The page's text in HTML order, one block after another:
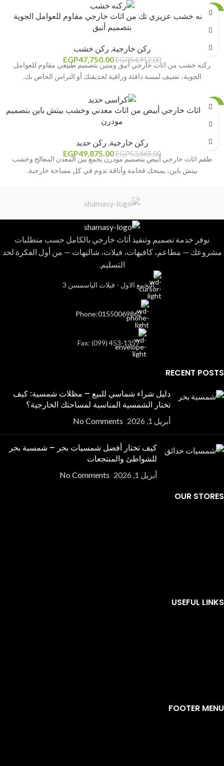
-13%ركنه خشب عزيزي تك من اثاث خارجي مقاوم للعوامل الجوية
بتصميم أنيق
ركن خارجية, ركن خشب
EGP54,912.00
EGP47,750.00
ركنه خشب من اثاث خارجي أنيق ومتين بتصميم طبيعي مقاوم للعوامل
الجوية، تضيف لمسة دافئة وراقية لحديقتك أو التراس الخاص بك.
-7%طقم اثاث خارجي أبيض من اثاث معدني وخشب بيتش باين بتصميم
مودرن
ركن خارجية, ركن حديد
EGP53,865.00
EGP49,875.00
طقم اثاث خارجي أبيض بتصميم مودرن يجمع بين المعدن المعالج وخشب
بيتش باين، يمنحك فخامة وأناقة تدوم في كل مساحة خارجية.
نوفر خدمة تصميم وتنفيذ أثاث خارجي بالكامل حسب متطلبات
مشروعك — مطاعم، كافيهات، فيلات، شاليهات — من أول الفكرة لحد
التسليم.
التجمع الاول - فيلات الياسمسن 3
Phone:01550069862
Fax: (099) 453-1357
RECENT POSTS
دليل شراء شماسي للبيع – مظلات شمسية: كيف
تختار الشمسية المناسبة لمساحتك الخارجية؟
أبريل 1, 2026 No Comments
كيف تختار أفضل شمسيات بحر – شمسية بحر
للشواطئ والمنتجعات
أبريل 1, 2026 No Comments
OUR STORES
USEFUL LINKS
FOOTER MENU